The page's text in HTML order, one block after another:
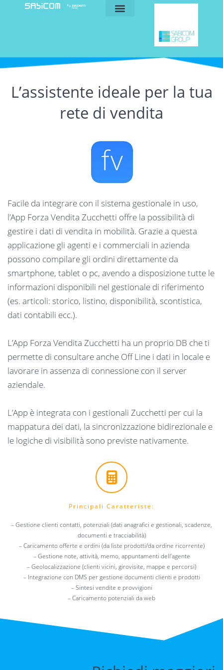
L’assistente ideale per la tua
rete di vendita
Facile da integrare con il sistema gestionale in uso,
l’App Forza Vendita Zucchetti offre la possibilità di
gestire i dati di vendita in mobilità. Grazie a questa
applicazione gli agenti e i commerciali in azienda
possono compilare gli ordini direttamente da
smartphone, tablet o pc, avendo a disposizione tutte le
informazioni disponibili nel gestionale di riferimento
(es. articoli: storico, listino, disponibilità, scontistica,
dati contabili ecc.).
L’App Forza Vendita Zucchetti ha un proprio DB che ti
permette di consultare anche Off Line i dati in locale e
lavorare in assenza di connessione con il server
aziendale.
L’App è integrata con i gestionali Zucchetti per cui la
mappatura dei dati, la sincronizzazione bidirezionale e
le logiche di visibilità sono previste nativamente.
Principali Caratteriste:
– Gestione clienti contatti, potenziali (dati anagrafici e gestionali, scadenze,
documenti e tracciabilità)
– Caricamento offerte e ordini (da liste prodotti/da ordine ricorrente)
– Gestione note, attività, memo, appuntamenti dell’agente
– Geolocalizzazione (clienti vicini, girovisite, mappe e percorsi)
– Integrazione con DMS per gestione documenti clienti e prodotti
– Sintesi vendite e provvigioni
– Caricamento potenziali da web